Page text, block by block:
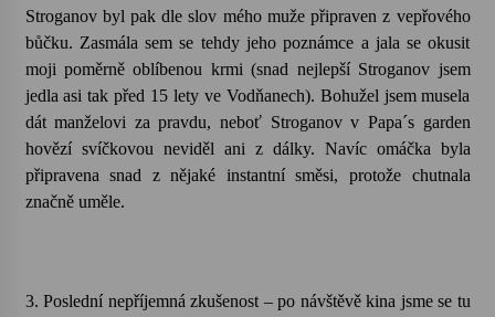
Stroganov byl pak dle slov mého muže připraven z vepřového
bůčku. Zasmála sem se tehdy jeho poznámce a jala se okusit
moji poměrně oblíbenou krmi (snad nejlepší Stroganov jsem
jedla asi tak před 15 lety ve Vodňanech). Bohužel jsem musela
dát manželovi za pravdu, neboť Stroganov v Papa´s garden
hovězí svíčkovou neviděl ani z dálky. Navíc omáčka byla
připravena snad z nějaké instantní směsi, protože chutnala
značně uměle.
3. Poslední nepříjemná zkušenost – po návštěvě kina jsme se tu